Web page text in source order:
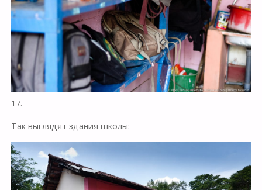
17.
Так выглядят здания школы: